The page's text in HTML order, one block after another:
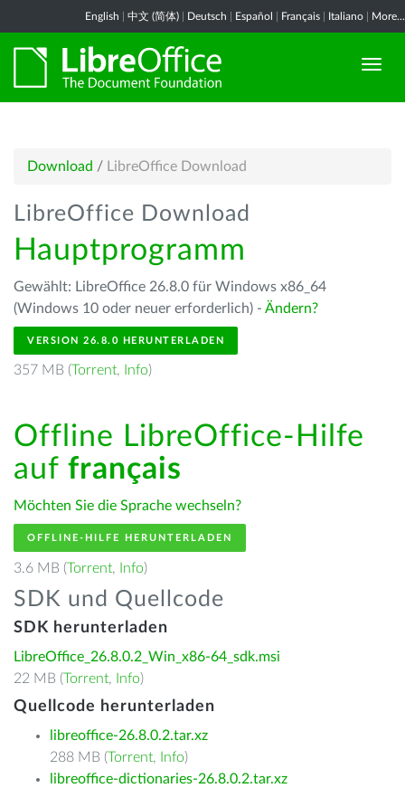
English 中文 (简体) Deutsch Español Français Italiano More...
Download / LibreOffice Download
LibreOffice Download
Hauptprogramm
Gewählt: LibreOffice 26.8.0 für Windows x86_64
(Windows 10 oder neuer erforderlich) - Ändern?
VERSION 26.8.0 HERUNTERLADEN
357 MB (Torrent, Info)
Offline LibreOffice-Hilfe
auf français
Möchten Sie die Sprache wechseln?
OFFLINE-HILFE HERUNTERLADEN
3.6 MB (Torrent, Info)
SDK und Quellcode
SDK herunterladen
LibreOffice_26.8.0.2_Win_x86-64_sdk.msi
22 MB (Torrent, Info)
Quellcode herunterladen
libreoffice-26.8.0.2.tar.xz
288 MB (Torrent, Info)
libreoffice-dictionaries-26.8.0.2.tar.xz